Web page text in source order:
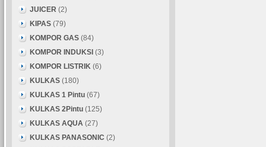
JUICER (2)
KIPAS (79)
KOMPOR GAS (84)
KOMPOR INDUKSI (3)
KOMPOR LISTRIK (6)
KULKAS (180)
KULKAS 1 Pintu (67)
KULKAS 2Pintu (125)
KULKAS AQUA (27)
KULKAS PANASONIC (2)